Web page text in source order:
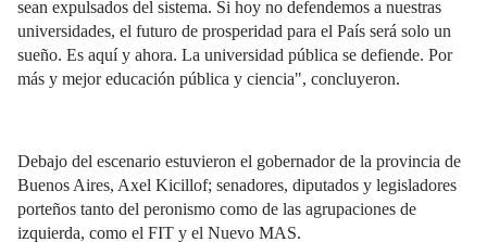
sean expulsados del sistema. Si hoy no defendemos a nuestras
universidades, el futuro de prosperidad para el País será solo un
sueño. Es aquí y ahora. La universidad pública se defiende. Por
más y mejor educación pública y ciencia", concluyeron.
Debajo del escenario estuvieron el gobernador de la provincia de
Buenos Aires, Axel Kicillof; senadores, diputados y legisladores
porteños tanto del peronismo como de las agrupaciones de
izquierda, como el FIT y el Nuevo MAS.